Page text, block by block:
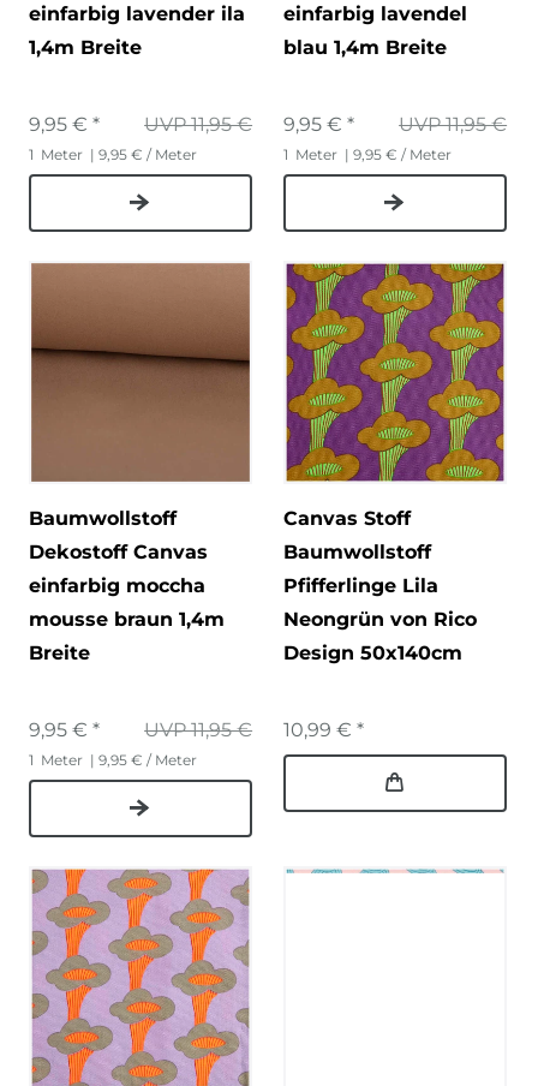
einfarbig lavender ila
1,4m Breite
UVP 11,95 €
9,95 € *
1 Meter | 9,95 € / Meter
einfarbig lavendel
blau 1,4m Breite
UVP 11,95 €
9,95 € *
1 Meter | 9,95 € / Meter
Baumwollstoff
Dekostoff Canvas
einfarbig moccha
mousse braun 1,4m
Breite
UVP 11,95 €
9,95 € *
1 Meter | 9,95 € / Meter
Canvas Stoff
Baumwollstoff
Pfifferlinge Lila
Neongrün von Rico
Design 50x140cm
10,99 € *